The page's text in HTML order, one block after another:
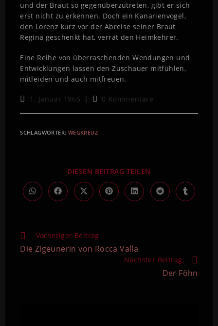
und der Braut so gegenüberzutreten, gibt er sich
erst nicht zu erkennen. Doch ein Kanarienvogel,
den Lorenz kurz vor der Abreise seiner Braut
Regina geschenkt hat, verrät den Heimkehrer.
Eine Reihe von überraschenden Wendungen und
Entwicklungen lassen den Zuschauer mitfühlen,
mitleiden und auch mitfreuen.
1. Januar 1965 0 Kommentare
SCHLAGWÖRTER: WEGKREUZ
DIESEN BEITRAG TEILEN
Vorheriger Beitrag
Die Zigeunerin von Rocca Valla
Nächster Beitrag
Der Föhn